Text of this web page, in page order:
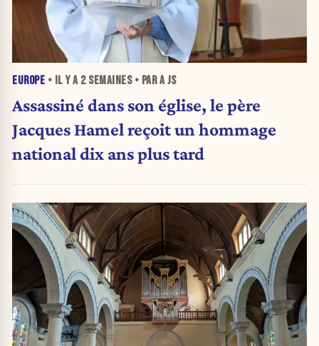
EUROPE • IL Y A 2 SEMAINES• PAR A JS
Assassiné dans son église, le père
Jacques Hamel reçoit un hommage
national dix ans plus tard